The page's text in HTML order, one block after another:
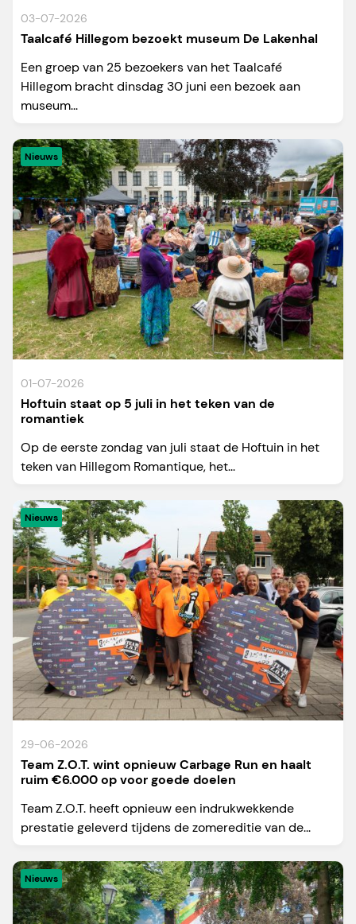
03-07-2026
Taalcafé Hillegom bezoekt museum De Lakenhal
Een groep van 25 bezoekers van het Taalcafé
Hillegom bracht dinsdag 30 juni een bezoek aan
museum...
Nieuws
01-07-2026
Hoftuin staat op 5 juli in het teken van de
romantiek
Op de eerste zondag van juli staat de Hoftuin in het
teken van Hillegom Romantique, het...
Nieuws
29-06-2026
Team Z.O.T. wint opnieuw Carbage Run en haalt
ruim €6.000 op voor goede doelen
Team Z.O.T. heeft opnieuw een indrukwekkende
prestatie geleverd tijdens de zomereditie van de...
Nieuws